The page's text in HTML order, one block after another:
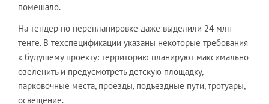
помешало.
На тендер по перепланировке даже выделили 24 млн
тенге. В техспецификации указаны некоторые требования
к будущему проекту: территорию планируют максимально
озеленить и предусмотреть детскую площадку,
парковочные места, проезды, подъездные пути, тротуары,
освещение.